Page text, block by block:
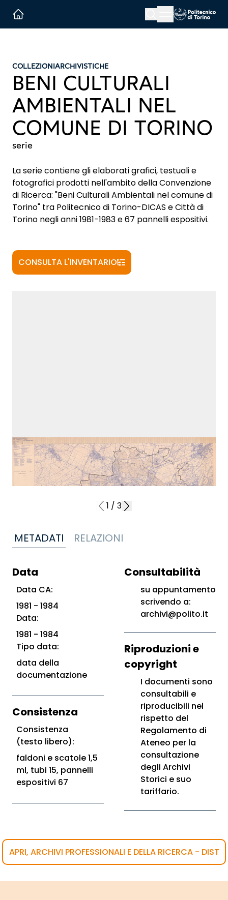
Menu button
COLLEZIONIARCHIVISTICHE
BENI CULTURALI
AMBIENTALI NEL
COMUNE DI TORINO
serie
La serie contiene gli elaborati grafici, testuali e
fotografici prodotti nell'ambito della Convenzione
di Ricerca: "Beni Culturali Ambientali nel comune di
Torino" tra Politecnico di Torino-DICAS e Città di
Torino negli anni 1981-1983 e 67 pannelli espositivi.
CONSULTA L'INVENTARIO
1 / 3
METADATI RELAZIONI
Data
Data CA:
1981 - 1984
Data:
1981 - 1984
Tipo data:
data della
documentazione
Consistenza
Consistenza
(testo libero):
faldoni e scatole 1,5
ml, tubi 15, pannelli
espositivi 67
Consultabilità
su appuntamento
scrivendo a:
archivi@polito.it
Riproduzioni e
copyright
I documenti sono
consultabili e
riproducibili nel
rispetto del
Regolamento di
Ateneo per la
consultazione
degli Archivi
Storici e suo
tariffario.
APRI, ARCHIVI PROFESSIONALI E DELLA RICERCA - DIST